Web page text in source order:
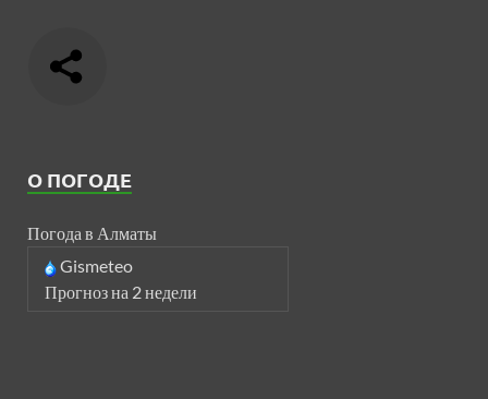
О ПОГОДЕ
Погода в Алматы
Gismeteo
Прогноз на 2 недели